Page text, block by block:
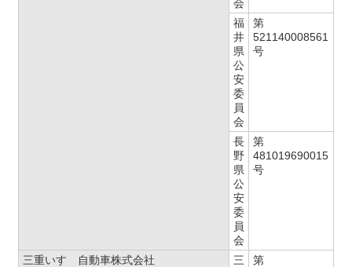
会
福
井
県
公
安
委
員
会
第
521140008561
号
長
野
県
公
安
委
員
会
第
481019690015
号
三重いすゞ自動車株式会社
三
第